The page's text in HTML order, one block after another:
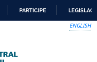
PARTICIPE
ENGLISH